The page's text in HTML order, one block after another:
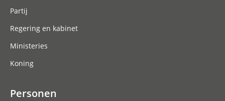
Partij
Regering en kabinet
Ministeries
Koning
Personen